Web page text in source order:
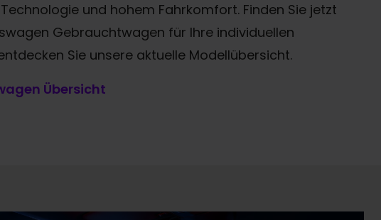
und hohem Fahrkomfort. Finden Sie jetzt
Gebrauchtwagen für Ihre individuellen
Sie unsere aktuelle Modellübersicht.
Übersicht